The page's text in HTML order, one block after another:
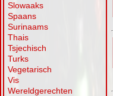
Slowaaks
Spaans
Surinaams
Thais
Tsjechisch
Turks
Vegetarisch
Vis
Wereldgerechten